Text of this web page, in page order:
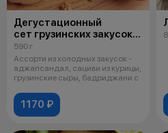
Дегустационный
сет грузинских закусок
на 2-3 персоны
590 г
Ассорти из холодных закусок -
аджапсандал, сациви из курицы,
грузинские сыры, бадриджани с
1170 ₽